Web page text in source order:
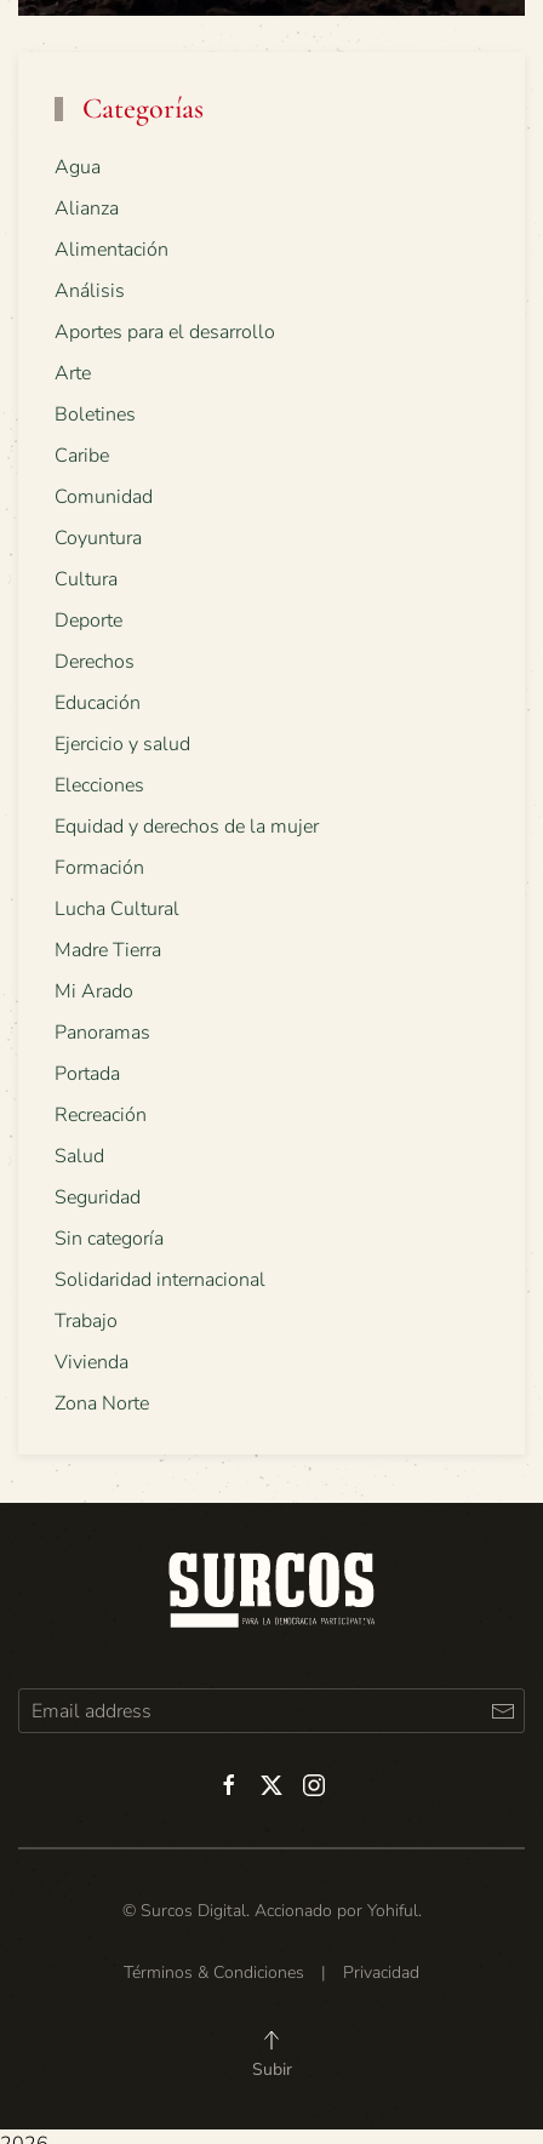
Categorías
Agua
Alianza
Alimentación
Análisis
Aportes para el desarrollo
Arte
Boletines
Caribe
Comunidad
Coyuntura
Cultura
Deporte
Derechos
Educación
Ejercicio y salud
Elecciones
Equidad y derechos de la mujer
Formación
Lucha Cultural
Madre Tierra
Mi Arado
Panoramas
Portada
Recreación
Salud
Seguridad
Sin categoría
Solidaridad internacional
Trabajo
Vivienda
Zona Norte
© Surcos Digital. Accionado por Yohiful.
Términos & Condiciones | Privacidad
Subir